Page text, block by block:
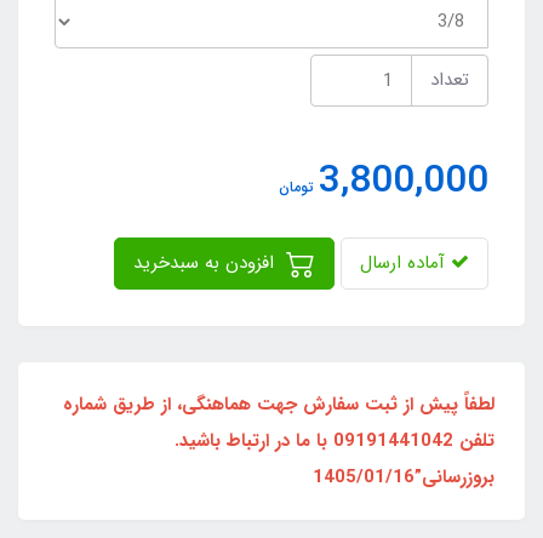
تعداد
3,800,000 تومان
آماده ارسال
لطفاً پیش از ثبت سفارش جهت هماهنگی، از طریق شماره
تلفن 09191441042 با ما در ارتباط باشید.
بروزرسانی”1405/01/16